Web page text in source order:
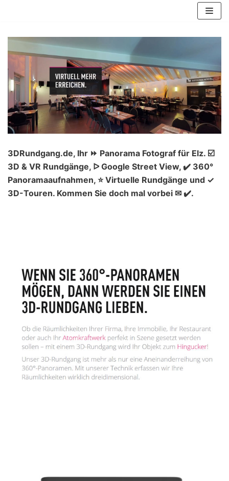
Inhalt
springen
3DRundgang.de, Ihr ⏩ Panorama Fotograf für Elz. ☑️
3D & VR Rundgänge, ᐅ Google Street View, ✔️ 360°
Panoramaaufnahmen, ⭐ Virtuelle Rundgänge und ✓
3D-Touren. Kommen Sie doch mal vorbei ✉ ✔️.